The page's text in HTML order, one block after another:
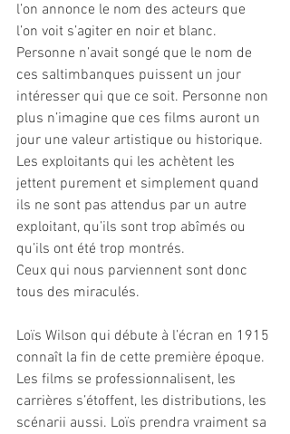
l’on annonce le nom des acteurs que
l’on voit s’agiter en noir et blanc.
Personne n’avait songé que le nom de
ces saltimbanques puissent un jour
intéresser qui que ce soit. Personne non
plus n’imagine que ces films auront un
jour une valeur artistique ou historique.
Les exploitants qui les achètent les
jettent purement et simplement quand
ils ne sont pas attendus par un autre
exploitant, qu’ils sont trop abîmés ou
qu’ils ont été trop montrés.
Ceux qui nous parviennent sont donc
tous des miraculés.
Loïs Wilson qui débute à l’écran en 1915
connaît la fin de cette première époque.
Les films se professionnalisent, les
carrières s’étoffent, les distributions, les
scénarii aussi. Loïs prendra vraiment sa